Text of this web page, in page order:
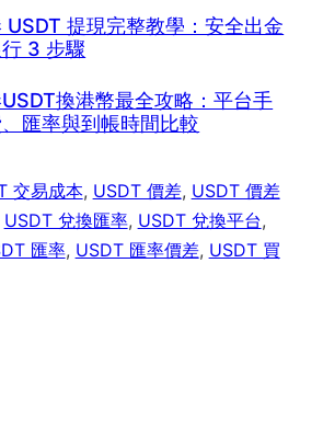
USDT 提現完整教學：安全出金
3 步驟
換港幣最全攻略：平台手
匯率與到帳時間比較
交易成本, USDT 價差, USDT 價差
USDT 兌換匯率, USDT 兌換平台,
匯率, USDT 匯率價差, USDT 買